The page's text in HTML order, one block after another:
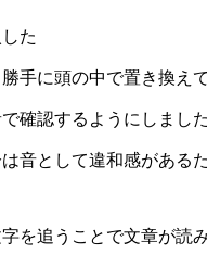
た
手に頭の中で置き換え
確認するようにしました
音として違和感がある
を追うことで文章が読